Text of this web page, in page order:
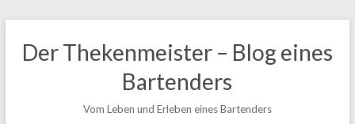
Inhalt
springen
Der Thekenmeister – Blog eines
Bartenders
Vom Leben und Erleben eines Bartenders